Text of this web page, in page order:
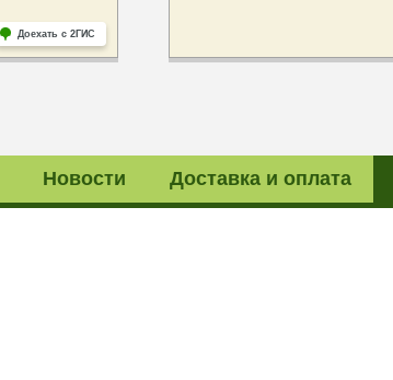
Новости Доставка и оплата